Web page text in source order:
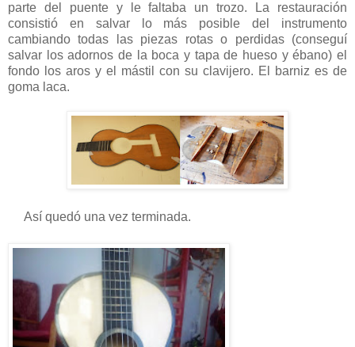
parte del puente y le faltaba un trozo. La restauración
consistió en salvar lo más posible del instrumento
cambiando todas las piezas rotas o perdidas (conseguí
salvar los adornos de la boca y tapa de hueso y ébano) el
fondo los aros y el mástil con su clavijero. El barniz es de
goma laca.
Así quedó una vez terminada.